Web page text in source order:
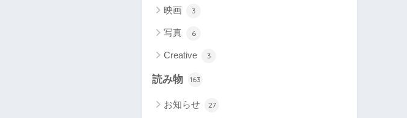
映画 3
写真 6
Creative 3
読み物 163
お知らせ 27